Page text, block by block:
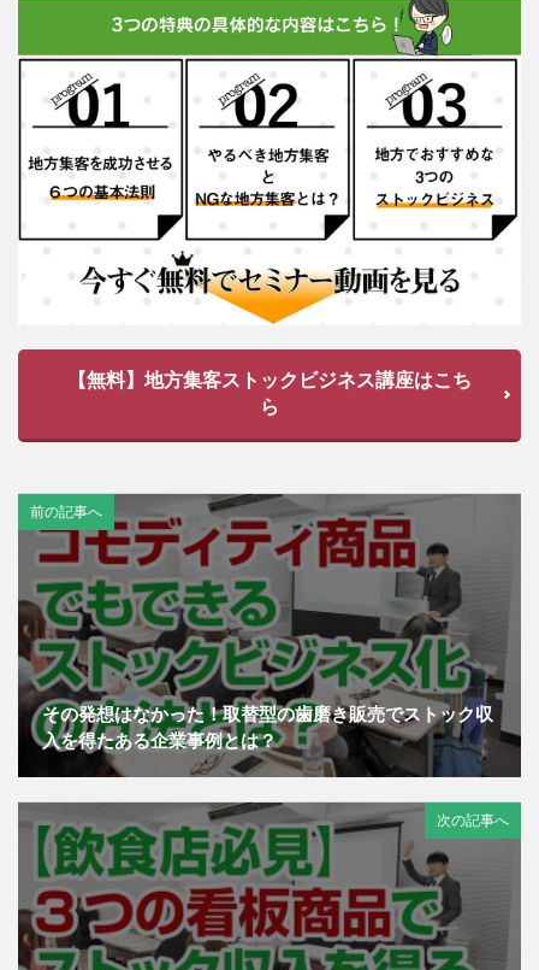
【無料】地方集客ストックビジネス講座はこち
ら
前の記事へ
その発想はなかった！取替型の歯磨き販売でストック収
入を得たある企業事例とは？
次の記事へ